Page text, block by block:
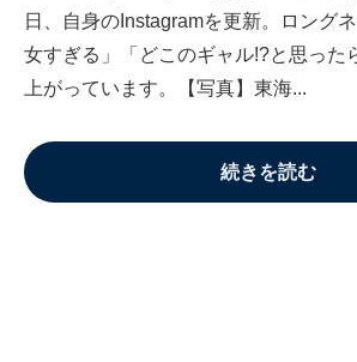
日、自身のInstagramを更新。ロング
女すぎる」「どこのギャル!?と思った
上がっています。【写真】東海...
続きを読む